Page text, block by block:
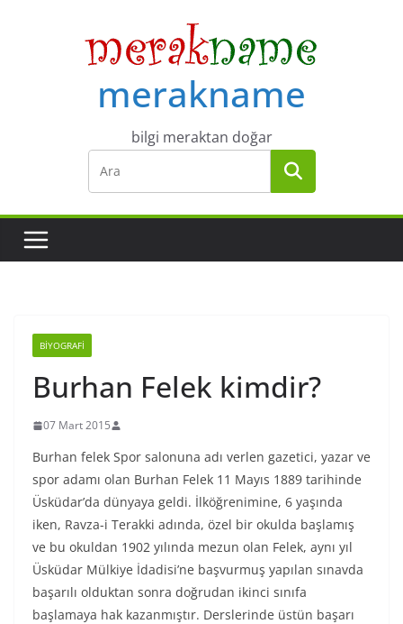
merakname
bilgi meraktan doğar
BIYOGRAFI
Burhan Felek kimdir?
07 Mart 2015
Burhan felek Spor salonuna adı verlen gazetici, yazar ve
spor adamı olan Burhan Felek 11 Mayıs 1889 tarihinde
Üsküdar’da dünyaya geldi. İlköğrenimine, 6 yaşında
iken, Ravza-i Terakki adında, özel bir okulda başlamış
ve bu okuldan 1902 yılında mezun olan Felek, aynı yıl
Üsküdar Mülkiye İdadisi’ne başvurmuş yapılan sınavda
başarılı olduktan sonra doğrudan ikinci sınıfa
başlamaya hak kazanmıştır. Derslerinde üstün başarı